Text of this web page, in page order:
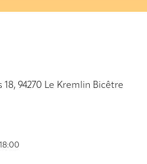
18, 94270 Le Kremlin Bicêtre